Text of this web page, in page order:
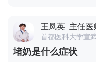
之消退，一般通过体
腺增生可能是单侧发
王凤英 主任医
首都医科大学宣
堵奶是什么症状